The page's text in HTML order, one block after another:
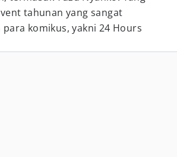
tahunan yang sangat
komikus, yakni 24 Hours